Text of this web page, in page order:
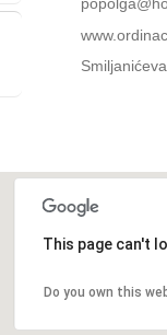
This page can't
Do you own this